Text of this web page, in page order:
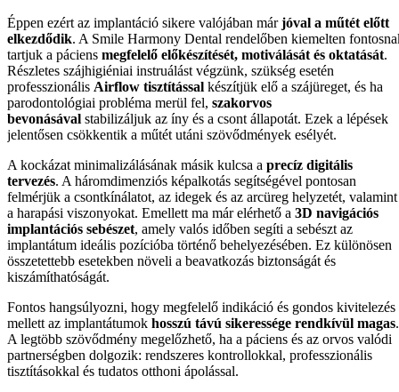
Éppen ezért az implantáció sikere valójában márjóval a műtét előtt
elkezdődik. A Smile Harmony Dental rendelőben kiemelten
tartjuk a páciens megfelelő előkészítését, motiválását és oktatását.
Részletes szájhigiéniai instruálást végzünk, szükség esetén
professzionális Airflow tisztítással készítjük elő a szájüreget, és ha
parodontológiai probléma merül fel, szakorvos
bevonásával stabilizáljuk az íny és a csont állapotát. Ezek a lépések
jelentősen csökkentik a műtét utáni szövődmények esélyét.
A kockázat minimalizálásának másik kulcsa a precíz digitális
tervezés. A háromdimenziós képalkotás segítségével pontosan
felmérjük a csontkínálatot, az idegek és az arcüreg helyzetét, valamint
a harapási viszonyokat. Emellett ma már elérhető a 3D navigációs
implantációs sebészet, amely valós időben segíti a sebészt az
implantátum ideális pozícióba történő behelyezésében. Ez különösen
összetettebb esetekben növeli a beavatkozás biztonságát és
kiszámíthatóságát.
Fontos hangsúlyozni, hogy megfelelő indikáció és gondos kivitelezés
mellett az implantátumok hosszú távú sikeressége rendkívül magas.
A legtöbb szövődmény megelőzhető, ha a páciens és az orvos valódi
partnerségben dolgozik: rendszeres kontrollokkal, professzionális
tisztításokkal és tudatos otthoni ápolással.